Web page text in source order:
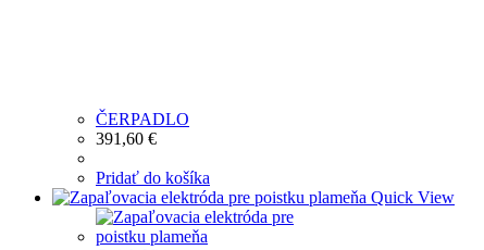
ČERPADLO
391,60 €
Pridať do košíka
Quick View